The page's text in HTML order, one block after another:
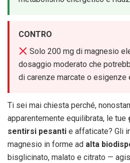
CONTRO
Solo 200 mg di magnesio
dosaggio moderato che
di carenze marcate o esigenze
Ti sei mai chiesta perché,
apparentemente equilibrata, le tue
sentirsi pesanti e affaticate? Gli
magnesio in forme ad alta
bisglicinato, malato e citrato —